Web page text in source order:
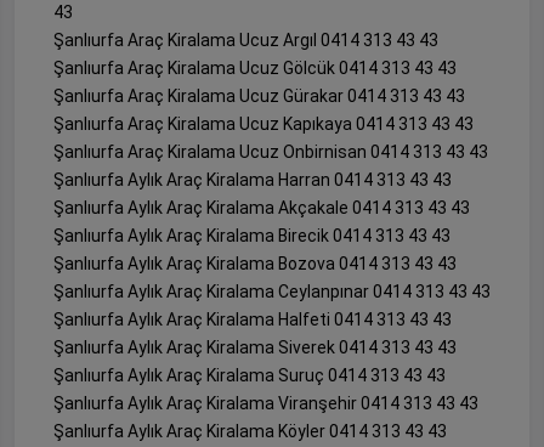
43
Şanlıurfa Araç Kiralama Ucuz Argıl 0414 313 43 43
Şanlıurfa Araç Kiralama Ucuz Gölcük 0414 313 43 43
Şanlıurfa Araç Kiralama Ucuz Gürakar 0414 313 43 43
Şanlıurfa Araç Kiralama Ucuz Kapıkaya 0414 313 43 43
Şanlıurfa Araç Kiralama Ucuz Onbirnisan 0414 313 43 43
Şanlıurfa Aylık Araç Kiralama Harran 0414 313 43 43
Şanlıurfa Aylık Araç Kiralama Akçakale 0414 313 43 43
Şanlıurfa Aylık Araç Kiralama Birecik 0414 313 43 43
Şanlıurfa Aylık Araç Kiralama Bozova 0414 313 43 43
Şanlıurfa Aylık Araç Kiralama Ceylanpınar 0414 313 43 43
Şanlıurfa Aylık Araç Kiralama Halfeti 0414 313 43 43
Şanlıurfa Aylık Araç Kiralama Siverek 0414 313 43 43
Şanlıurfa Aylık Araç Kiralama Suruç 0414 313 43 43
Şanlıurfa Aylık Araç Kiralama Viranşehir 0414 313 43 43
Şanlıurfa Aylık Araç Kiralama Köyler 0414 313 43 43